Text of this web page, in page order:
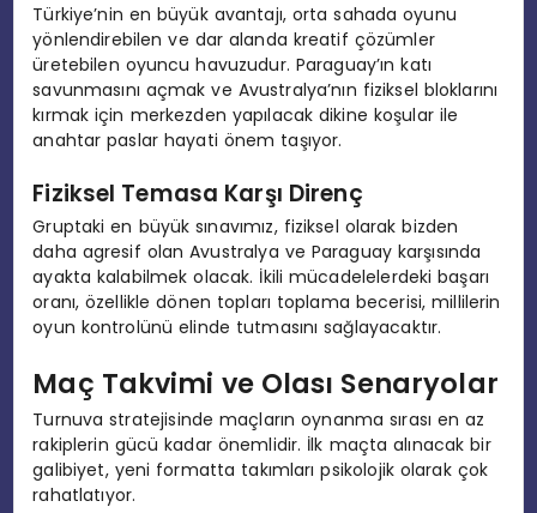
Türkiye’nin en büyük avantajı, orta sahada oyunu
yönlendirebilen ve dar alanda kreatif çözümler
üretebilen oyuncu havuzudur. Paraguay’ın katı
savunmasını açmak ve Avustralya’nın fiziksel bloklarını
kırmak için merkezden yapılacak dikine koşular ile
anahtar paslar hayati önem taşıyor.
Fiziksel Temasa Karşı Direnç
Gruptaki en büyük sınavımız, fiziksel olarak bizden
daha agresif olan Avustralya ve Paraguay karşısında
ayakta kalabilmek olacak. İkili mücadelelerdeki başarı
oranı, özellikle dönen topları toplama becerisi, millilerin
oyun kontrolünü elinde tutmasını sağlayacaktır.
Maç Takvimi ve Olası Senaryolar
Turnuva stratejisinde maçların oynanma sırası en az
rakiplerin gücü kadar önemlidir. İlk maçta alınacak bir
galibiyet, yeni formatta takımları psikolojik olarak çok
rahatlatıyor.